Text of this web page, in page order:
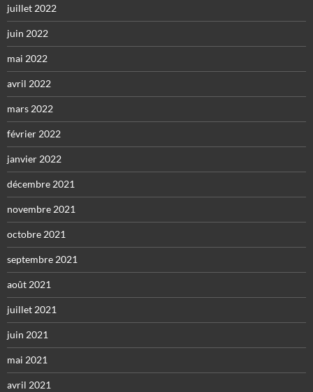
juillet 2022
juin 2022
mai 2022
avril 2022
mars 2022
février 2022
janvier 2022
décembre 2021
novembre 2021
octobre 2021
septembre 2021
août 2021
juillet 2021
juin 2021
mai 2021
avril 2021